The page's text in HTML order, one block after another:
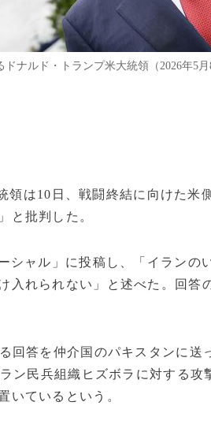
ナルド・トランプ米大統領（2026年5
領は10日、戦闘終結に向けた米
と批判した。
シャル」に投稿し、「イランの
入れられない」と述べた。回答
回答を仲介国のパキスタンに送
ン民兵組織ヒズボラに対する攻
いているという。